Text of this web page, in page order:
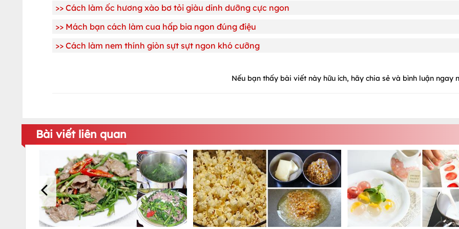
>> Cách làm ốc hương xào bơ tỏi giàu dinh dưỡng cực ngon
>> Mách bạn cách làm cua hấp bia ngon đúng điệu
>> Cách làm nem thính giòn sựt sựt ngon khó cưỡng
Nếu bạn thấy bài viết này hữu ích, hãy chia sẻ và bình luận ngay
Bài viết liên quan